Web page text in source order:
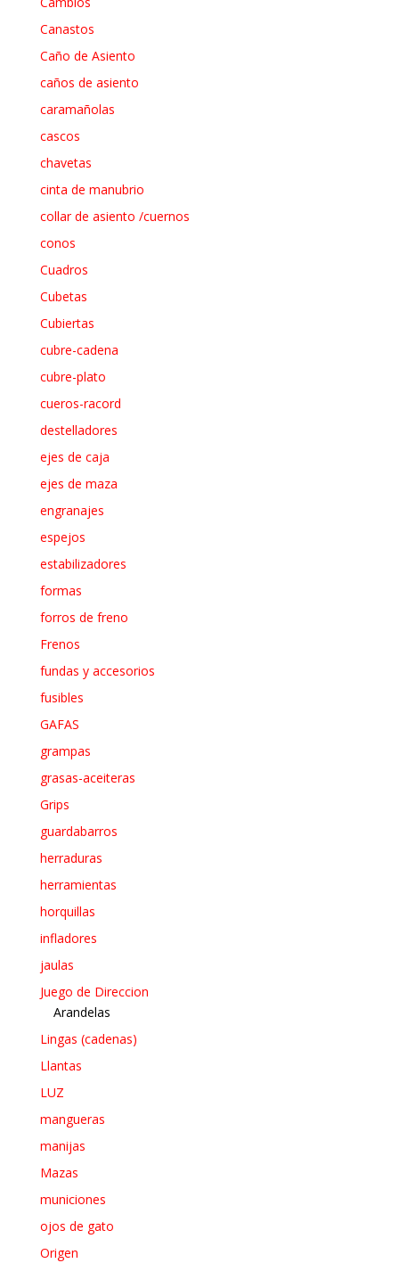
Canastos
Caño de Asiento
caños de asiento
caramañolas
cascos
chavetas
cinta de manubrio
collar de asiento /cuernos
conos
Cuadros
Cubetas
Cubiertas
cubre-cadena
cubre-plato
cueros-racord
destelladores
ejes de caja
ejes de maza
engranajes
espejos
estabilizadores
formas
forros de freno
Frenos
fundas y accesorios
fusibles
GAFAS
grampas
grasas-aceiteras
Grips
guardabarros
herraduras
herramientas
horquillas
infladores
jaulas
Juego de Direccion
Arandelas
Lingas (cadenas)
Llantas
LUZ
mangueras
manijas
Mazas
municiones
ojos de gato
Origen